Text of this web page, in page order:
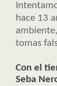
hace 13
tomas
Con el
Seba